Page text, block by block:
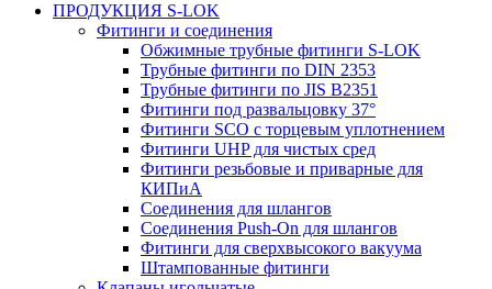
ПРОДУКЦИЯ S-LOK
Фитинги и соединения
Обжимные трубные фитинги S-LOK
Трубные фитинги по DIN 2353
Трубные фитинги по JIS B2351
Фитинги под развальцовку 37°
Фитинги SCO с торцевым уплотнением
Фитинги UHP для чистых сред
Фитинги резьбовые и приварные для
КИПиА
Соединения для шлангов
Соединения Push-On для шлангов
Фитинги для сверхвысокого вакуума
Штампованные фитинги